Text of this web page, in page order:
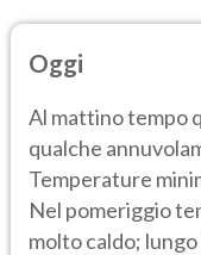
Oggi
Al mattino tempo
qualche
Temperature
Nel pomeriggio
molto caldo;